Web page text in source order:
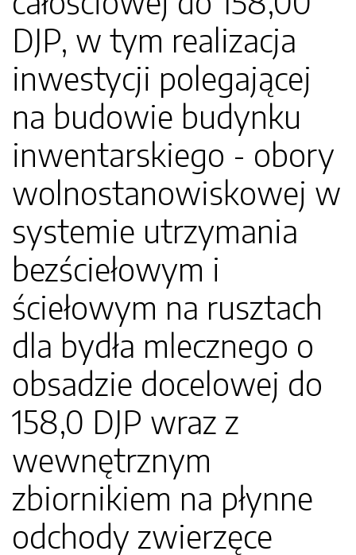
DJP, w tym realizacja
inwestycji polegającej
na budowie budynku
inwentarskiego - obory
wolnostanowiskowej w
systemie utrzymania
bezściełowym i
ściełowym na rusztach
dla bydła mlecznego o
obsadzie docelowej do
158,0 DJP wraz z
wewnętrznym
zbiornikiem na płynne
odchody zwierzęce